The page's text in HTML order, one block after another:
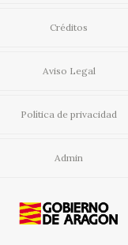
Créditos
Aviso Legal
Política de privacidad
Admin